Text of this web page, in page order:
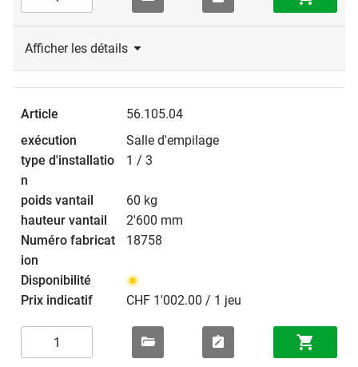
Afficher les détails
56.105.04
Salle d'empilage
1 / 3
60 kg
2'600 mm
18758
CHF 1'002.00 / 1 jeu